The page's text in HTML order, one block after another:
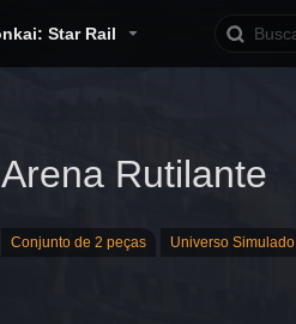
Star Rail
Arena Rutilante
Conjunto de 2 peças Universo Simulado